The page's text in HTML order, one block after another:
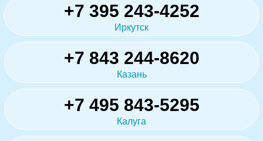
+7 395 243-4252
Иркутск
+7 843 244-8620
Казань
+7 495 843-5295
Калуга